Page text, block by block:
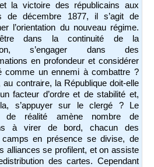
la victoire des républicains aux
de décembre 1877, il s’agit de
l’orientation du nouveau régime.
dans la continuité de la
s’engager dans des
en profondeur et considérer
comme un ennemi à combattre ?
au contraire, la République doit-elle
facteur d’ordre et de stabilité et,
s’appuyer sur le clergé ? Le
de réalité amène nombre de
à virer de bord, chacun des
camps en présence se divise, de
alliances se profilent, et on assiste
des cartes. Cependant